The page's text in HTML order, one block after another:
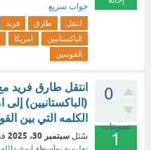
جواب سريع
انتقل طارق فريد
الباكستانيين
امريكا
القوسين
0
تصويتات
1
انتقل طارق فريد
(الباكستانيين) إلى
الكلمه التي بين
سُئل سبتمبر 30، 2025